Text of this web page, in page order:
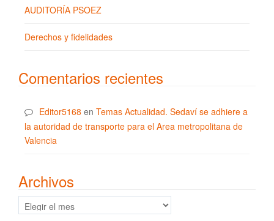
AUDITORÍA PSOEZ
Derechos y fidelidades
Comentarios recientes
Editor5168 en Temas Actualidad. Sedaví se adhiere a
la autoridad de transporte para el Area metropolitana de
Valencia
Archivos
Archivos